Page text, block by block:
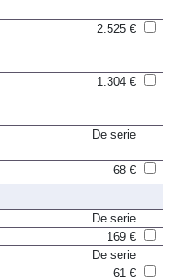
De serie
169 €
De serie